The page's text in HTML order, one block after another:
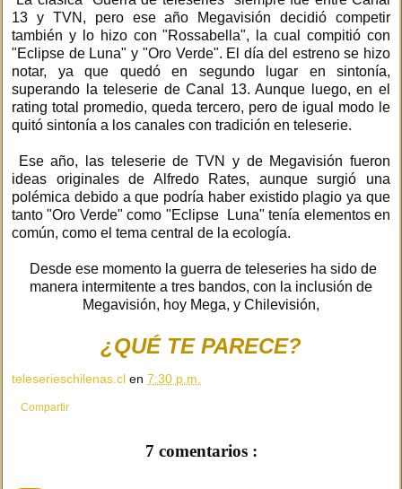
13 y TVN, pero ese año Megavisión decidió competir
también y lo hizo con "Rossabella", la cual compitió con
"Eclipse de Luna" y "Oro Verde". El día del estreno se hizo
notar, ya que quedó en segundo lugar en sintonía,
superando la teleserie de Canal 13. Aunque luego, en el
rating total promedio, queda tercero, pero de igual modo le
quitó sintonía a los canales con tradición en teleserie.
Ese año, las teleserie de TVN y de Megavisión fueron
ideas originales de Alfredo Rates, aunque surgió una
polémica debido a que podría haber existido plagio ya que
tanto "Oro Verde" como "Eclipse Luna" tenía elementos en
común, como el tema central de la ecología.
Desde ese momento la guerra de teleseries ha sido de
manera intermitente a tres bandos, con la inclusión de
Megavisión, hoy Mega, y Chilevisión,
¿QUÉ TE PARECE?
teleserieschilenas.cl en 7:30 p.m.
Compartir
7 comentarios :